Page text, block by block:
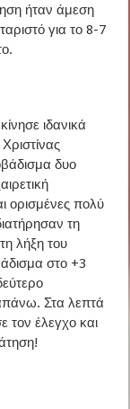
ήταν άμεση
για το 8-7
ιδανικά
δυο
ορισμένες πολύ
τη
λήξη του
στο +3
Στα λεπτά
τον έλεγχο και